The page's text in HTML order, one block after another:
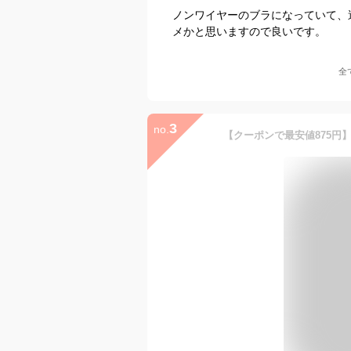
ノンワイヤーのブラになっていて
メかと思いますので良いです。
全
no. 3